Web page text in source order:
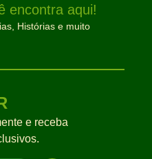
encontra aqui!
Histórias e muito
e receba